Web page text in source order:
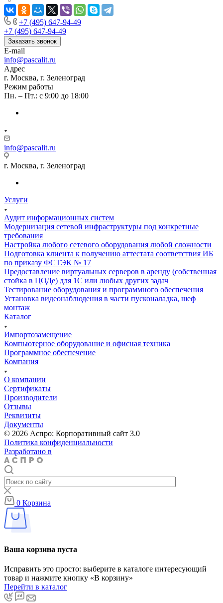
+7 (495) 647-94-49
+7 (495) 647-94-49
Заказать звонок
E-mail
info@pascalit.ru
Адрес
г. Москва, г. Зеленоград
Режим работы
Пн. – Пт.: с 9:00 до 18:00
info@pascalit.ru
г. Москва, г. Зеленоград
Услуги
Аудит информационных систем
Модернизация сетевой инфраструктуры под конкретные
требования
Настройка любого сетевого оборудования любой сложности
Подготовка клиента к получению аттестата соответствия ИБ
по приказу ФСТЭК № 17
Предоставление виртуальных серверов в аренду (собственная
стойка в ЦОДе) для 1С или любых других задач
Тестирование оборудования и программного обеспечения
Установка видеонаблюдения в части пусконаладка, шеф
монтаж
Каталог
Импортозамещение
Компьютерное оборудование и офисная техника
Программное обеспечение
Компания
О компании
Сертификаты
Производители
Отзывы
Реквизиты
Документы
© 2026 Аспро: Корпоративный сайт 3.0
Политика конфиденциальности
Разработано в
0 Корзина
Ваша корзина пуста
Исправить это просто: выберите в каталоге интересующий
товар и нажмите кнопку «В корзину»
Перейти в каталог